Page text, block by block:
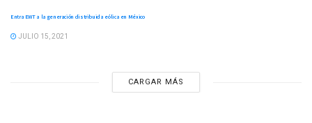
Entra EWT a la generación distribuida eólica en México
JULIO 15, 2021
CARGAR MÁS